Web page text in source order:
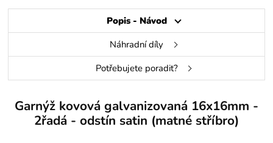
Popis - Návod
Náhradní díly
Potřebujete poradit?
Garnýž kovová galvanizovaná 16x16mm -
2řadá - odstín satin (matné stříbro)